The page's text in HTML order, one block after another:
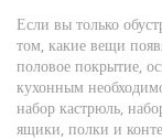
Если вы только
том, какие вещи
половое покрытие,
кухонным
набор кастрюль,
ящики, полки и